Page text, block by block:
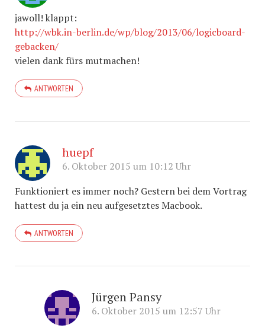
jawoll! klappt:
http://wbk.in-berlin.de/wp/blog/2013/06/logicboard-
gebacken/
vielen dank fürs mutmachen!
ANTWORTEN
huepf
6. Oktober 2015 um 10:12 Uhr
Funktioniert es immer noch? Gestern bei dem Vortrag
hattest du ja ein neu aufgesetztes Macbook.
ANTWORTEN
Jürgen Pansy
6. Oktober 2015 um 12:57 Uhr